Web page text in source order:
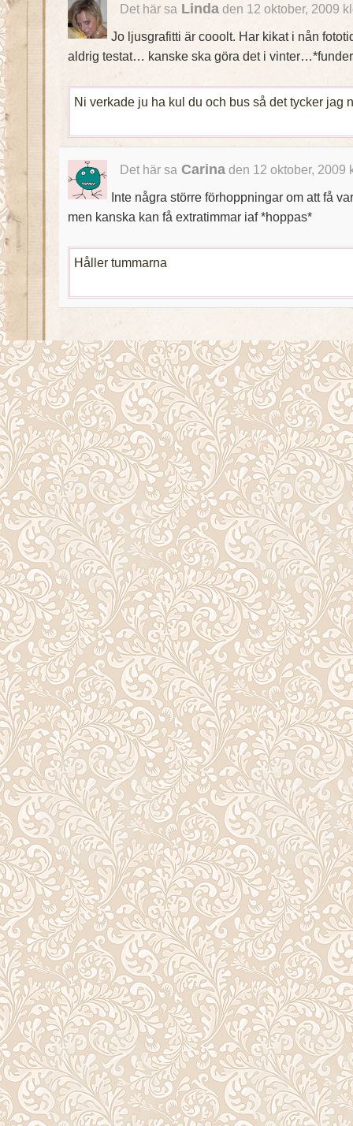
Det här sa Lindaden 12 oktober, 2009
Jo ljusgrafitti är cooolt. Har kikat i nån
aldrig testat… kanske ska göra det i
Ni verkade ju ha kul du och bus så det tycker jag
Det här sa Carinaden 12 oktober, 2009
Inte några större förhoppningar om att få
men kanska kan få extratimmar iaf *hoppas*
Håller tummarna